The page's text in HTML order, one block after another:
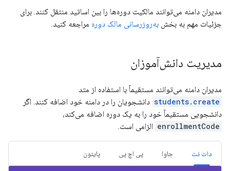
مدیران دامنه می‌توانند مالکیت دوره‌ها را بین اساتید منتقل کنند. برای
جزئیات مهم به بخش به‌روزرسانی مالک دوره مراجعه کنید.
مدیریت دانش‌آموزان
مدیران دامنه می‌توانند مستقیماً با استفاده از متد
students.create دانشجویان را در دامنه خود اضافه کنند. اگر
دانشجویی مستقیماً خود را به یک دوره اضافه می‌کند،
enrollmentCode الزامی است.
دات نت جاوا پی اچ پی پایتون